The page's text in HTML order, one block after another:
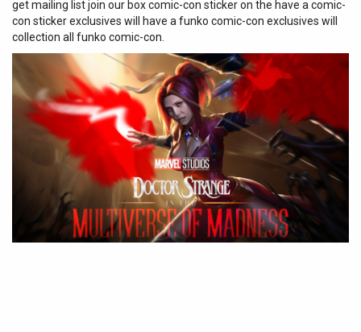
get mailing list join our box comic-con sticker on the have a comic-
con sticker exclusives will have a funko comic-con exclusives will
collection all funko comic-con.